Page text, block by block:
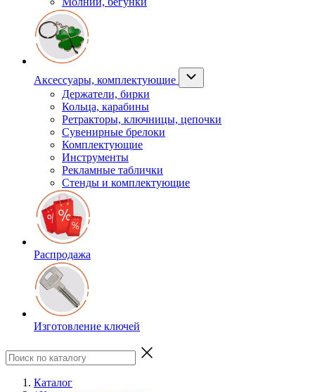
Аксессуары, комплектующие
Держатели, бирки
Кольца, карабины
Ретракторы, ключницы, цепочки
Сувенирные брелоки
Комплектующие
Инструменты
Рекламные таблички
Стенды и комплектующие
Распродажа
Изготовление ключей
Каталог